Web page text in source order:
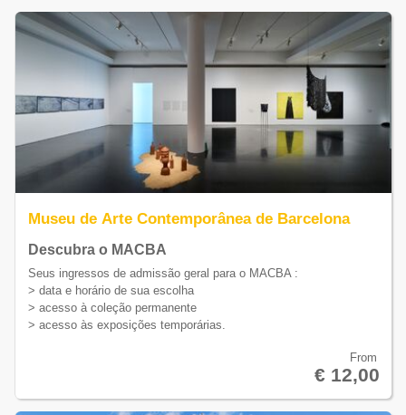
Museu de Arte Contemporânea de Barcelona
Descubra o MACBA
Seus ingressos de admissão geral para o MACBA :
> data e horário de sua escolha
> acesso à coleção permanente
> acesso às exposições temporárias.
From
€ 12,00